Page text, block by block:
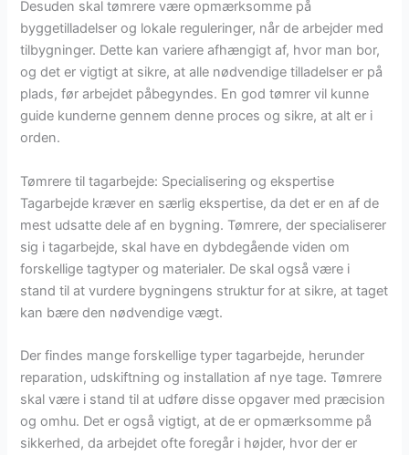
Desuden skal tømrere være opmærksomme på
byggetilladelser og lokale reguleringer, når de arbejder med
tilbygninger. Dette kan variere afhængigt af, hvor man bor,
og det er vigtigt at sikre, at alle nødvendige tilladelser er på
plads, før arbejdet påbegyndes. En god tømrer vil kunne
guide kunderne gennem denne proces og sikre, at alt er i
orden.
Tømrere til tagarbejde: Specialisering og ekspertise
Tagarbejde kræver en særlig ekspertise, da det er en af de
mest udsatte dele af en bygning. Tømrere, der specialiserer
sig i tagarbejde, skal have en dybdegående viden om
forskellige tagtyper og materialer. De skal også være i
stand til at vurdere bygningens struktur for at sikre, at taget
kan bære den nødvendige vægt.
Der findes mange forskellige typer tagarbejde, herunder
reparation, udskiftning og installation af nye tage. Tømrere
skal være i stand til at udføre disse opgaver med præcision
og omhu. Det er også vigtigt, at de er opmærksomme på
sikkerhed, da arbejdet ofte foregår i højder, hvor der er